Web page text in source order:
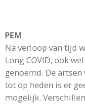
PEM
Na verloop van tijd
Long COVID, ook
genoemd. De
tot op heden is er
mogelijk.